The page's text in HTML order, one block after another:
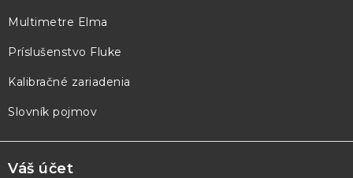
e
Multimetre Elma
Príslušenstvo Fluke
Kalibračné zariadenia
Slovník pojmov
Váš účet